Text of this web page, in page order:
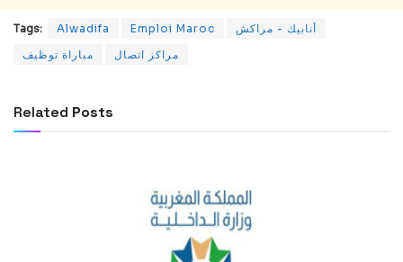
Tags: Alwadifa Emploi Maroc
أنابيك - مراكش
مباراة توظيف
مراكز اتصال
Related Posts